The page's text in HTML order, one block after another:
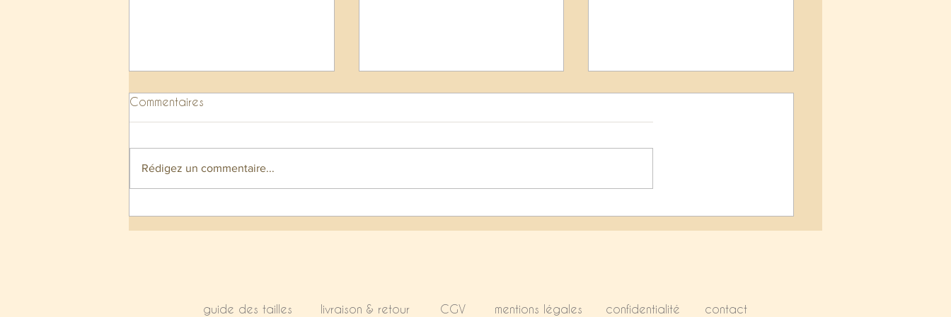
Boussole quotidienne...
Transmission
Une si jolie rencontre...
Commentaires
Rédigez un commentaire...
guide des tailles livraison & retour CGV mentions légales confidentialité contact